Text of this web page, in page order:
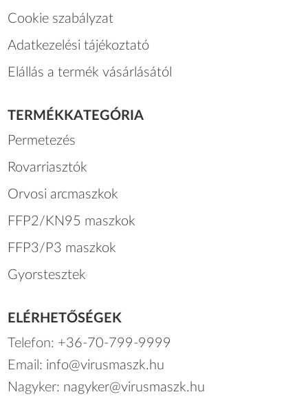
Cookie szabályzat
Adatkezelési tájékoztató
Elállás a termék vásárlásától
TERMÉKKATEGÓRIA
Permetezés
Rovarriasztók
Orvosi arcmaszkok
FFP2/KN95 maszkok
FFP3/P3 maszkok
Gyorstesztek
ELÉRHETŐSÉGEK
Telefon: +36-70-799-9999
Email: info@virusmaszk.hu
Nagyker: nagyker@virusmaszk.hu